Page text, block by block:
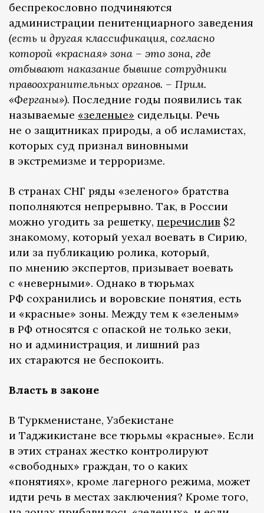
беспрекословно подчиняются
администрации пенитенциарного заведения
(есть и другая классификация, согласно
которой «красная» зона – это зона, где
отбывают наказание бывшие сотрудники
правоохранительных органов. – Прим.
«Ферганы»). Последние годы появились так
называемые «зеленые» сидельцы. Речь
не о защитниках природы, а об исламистах,
которых суд признал виновными
в экстремизме и терроризме.
В странах СНГ ряды «зеленого» братства
пополняются непрерывно. Так, в России
можно угодить за решетку, перечислив $2
знакомому, который уехал воевать в Сирию,
или за публикацию ролика, который,
по мнению экспертов, призывает воевать
с «неверными». Однако в тюрьмах
РФ сохранились и воровские понятия, есть
и «красные» зоны. Между тем к «зеленым»
в РФ относятся с опаской не только зеки,
но и администрация, и лишний раз
их стараются не беспокоить.
Власть в законе
В Туркменистане, Узбекистане
и Таджикистане все тюрьмы «красные». Если
в этих странах жестко контролируют
«свободных» граждан, то о каких
«понятиях», кроме лагерного режима, может
идти речь в местах заключения? Кроме того,